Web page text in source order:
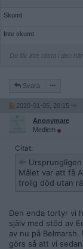
Skumt
Inte skumt
Du får inte rösta i den
Svara
2020-01-05, 20:15
Anonymare
Medlem
Citat:
Målet var att få
trolig död utan
Den enda tortyr vi
själv med stöd av
av nu på
görs så att vi